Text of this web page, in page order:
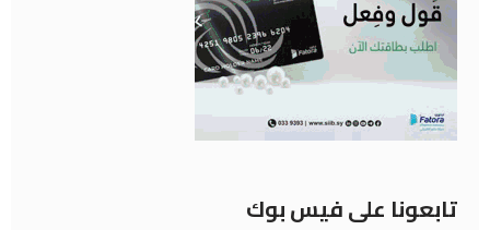
تابعونا على فيس بوك